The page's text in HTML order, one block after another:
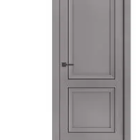
Пацифик
Cерый кедр
Снежный кедр